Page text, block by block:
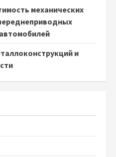
механических
и